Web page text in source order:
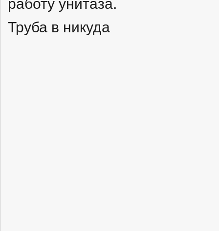
Труба в никуда